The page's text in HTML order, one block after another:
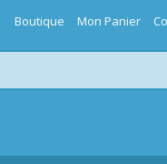
Boutique Mon Panier